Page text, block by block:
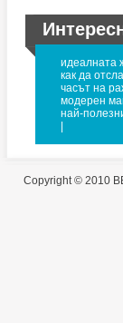
идеалната
как да
часът на
модерен
най-
Copyright © 2010